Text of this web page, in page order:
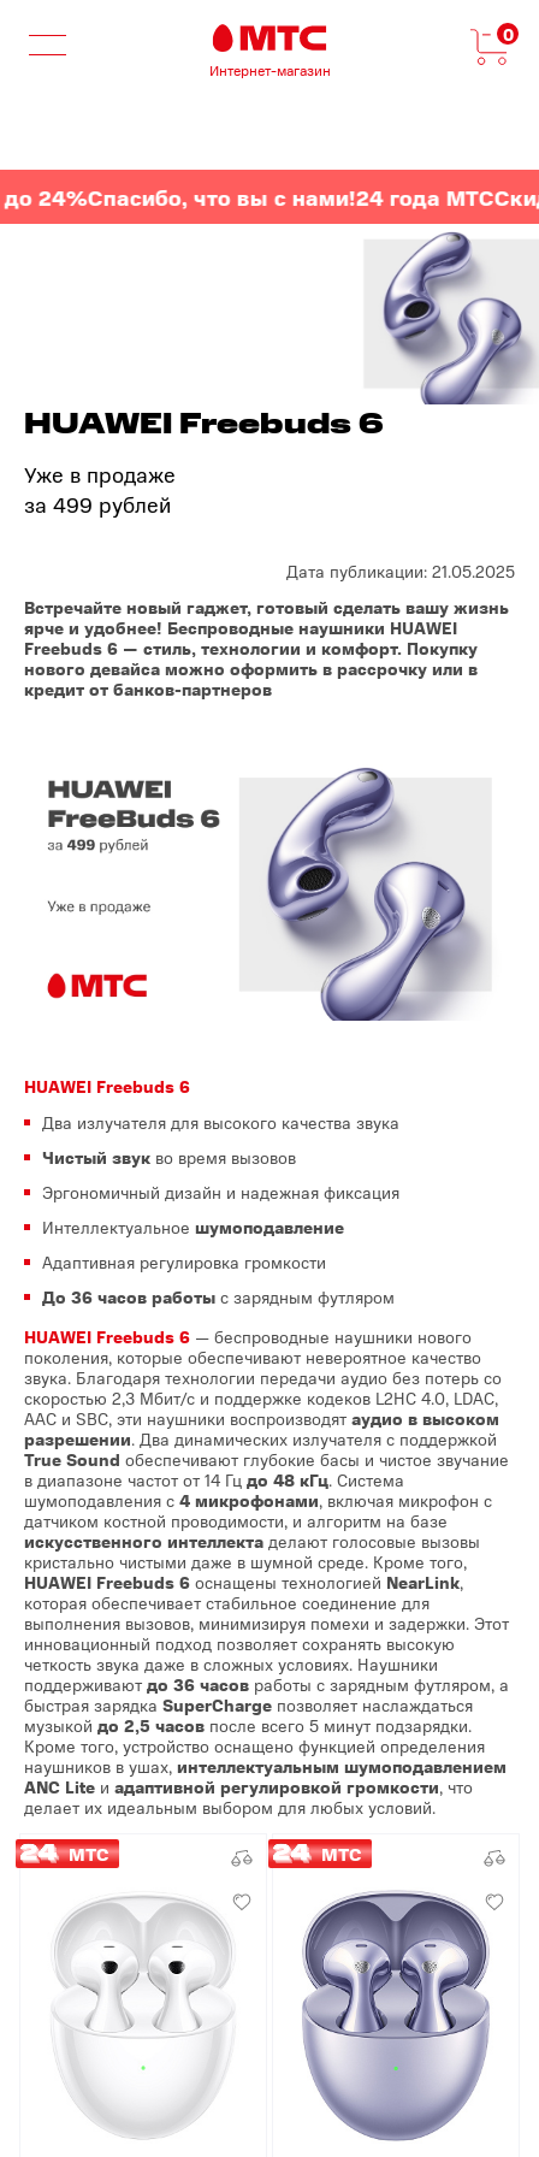
Интернет-магазин
0
24%Спасибо, что вы с нами!24 года МТС
HUAWEI Freebuds 6
Уже в продаже
за 499 рублей
Дата публикации: 21.05.2025
Встречайте новый гаджет, готовый сделать вашу жизнь
ярче и удобнее! Беспроводные наушники HUAWEI
Freebuds 6 — стиль, технологии и комфорт. Покупку
нового девайса можно оформить в рассрочку или в
кредит от банков-партнеров
HUAWEI Freebuds 6
Два излучателя для высокого качества звука
Чистый звук во время вызовов
Эргономичный дизайн и надежная фиксация
Интеллектуальное шумоподавление
Адаптивная регулировка громкости
До 36 часов работы с зарядным футляром
HUAWEI Freebuds 6 — беспроводные наушники нового
поколения, которые обеспечивают невероятное качество
звука. Благодаря технологии передачи аудио без потерь со
скоростью 2,3 Мбит/с и поддержке кодеков L2HC 4.0, LDAC,
AAC и SBC, эти наушники воспроизводят аудио в высоком
разрешении. Два динамических излучателя с поддержкой
True Sound обеспечивают глубокие басы и чистое звучание
в диапазоне частот от 14 Гц до 48 кГц. Система
шумоподавления с 4 микрофонами, включая микрофон с
датчиком костной проводимости, и алгоритм на базе
искусственного интеллекта делают голосовые вызовы
кристально чистыми даже в шумной среде. Кроме того,
HUAWEI Freebuds 6 оснащены технологией NearLink,
которая обеспечивает стабильное соединение для
выполнения вызовов, минимизируя помехи и задержки. Этот
инновационный подход позволяет сохранять высокую
четкость звука даже в сложных условиях. Наушники
поддерживают до 36 часов работы с зарядным футляром, а
быстрая зарядка SuperCharge позволяет наслаждаться
музыкой до 2,5 часов после всего 5 минут подзарядки.
Кроме того, устройство оснащено функцией определения
наушников в ушах, интеллектуальным шумоподавлением
ANC Lite и адаптивной регулировкой громкости, что
делает их идеальным выбором для любых условий.
МТС МТС